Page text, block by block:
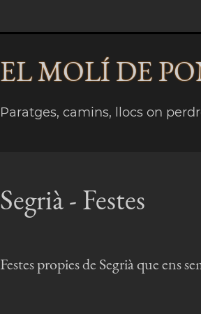
EL MOLÍDE
Paratges, camins, llocs on
Segrià - Festes
Festes propies de Segrià que ens